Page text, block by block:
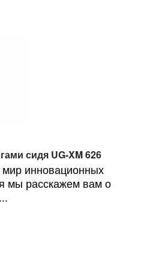
сидя UG-XM 626
инновационных
мы расскажем вам о